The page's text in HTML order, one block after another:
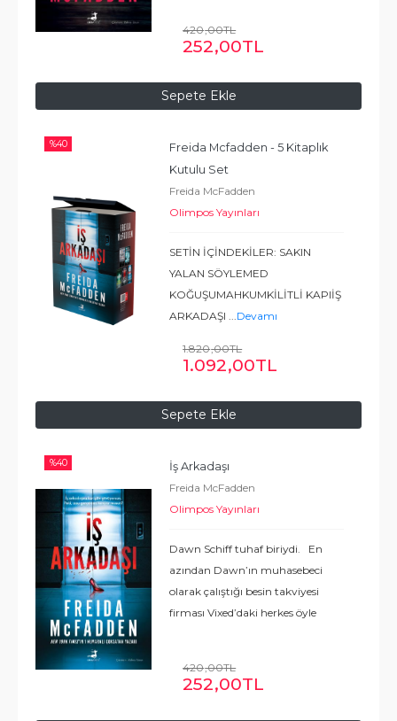
Sepete Ekle
Ama… Geçen yıl Caseham Lisesi,
420,00TL
252,00TL
%40
Sepete Ekle
Freida Mcfadden - 5 Kitaplık
Kutulu Set
Freida McFadden
Olimpos Yayınları
SETİN İÇİNDEKİLER: SAKIN
YALAN SÖYLEMED
KOĞUŞUMAHKUMKİLİTLİ KAPIİŞ
ARKADAŞI...Devamı
1.820,00TL
1.092,00TL
%40
İş Arkadaşı
Freida McFadden
Olimpos Yayınları
Dawn Schiff tuhaf biriydi. En
azından Dawn’ın muhasebeci
olarak çalıştığı besin takviyesi
firması Vixed’daki herkes öyle
Her gün saat tam 08.45’te
420,00TL
252,00TL